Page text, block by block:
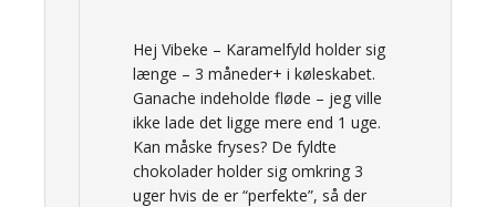
Hej Vibeke – Karamelfyld holder sig
længe – 3 måneder+ i køleskabet.
Ganache indeholde fløde – jeg ville
ikke lade det ligge mere end 1 uge.
Kan måske fryses? De fyldte
chokolader holder sig omkring 3
uger hvis de er “perfekte”, så der